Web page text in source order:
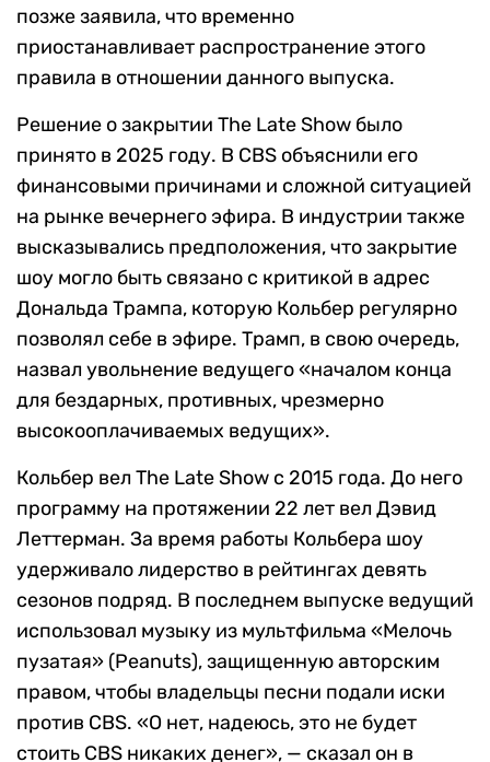
позже заявила, что временно
приостанавливает распространение этого
правила в отношении данного выпуска.
Решение о закрытии The Late Show было
принято в 2025 году. В CBS объяснили его
финансовыми причинами и сложной ситуацией
на рынке вечернего эфира. В индустрии также
высказывались предположения, что закрытие
шоу могло быть связано с критикой в адрес
Дональда Трампа, которую Кольбер регулярно
позволял себе в эфире. Трамп, в свою очередь,
назвал увольнение ведущего «началом конца
для бездарных, противных, чрезмерно
высокооплачиваемых ведущих».
Кольбер вел The Late Show с 2015 года. До него
программу на протяжении 22 лет вел Дэвид
Леттерман. За время работы Кольбера шоу
удерживало лидерство в рейтингах девять
сезонов подряд. В последнем выпуске ведущий
использовал музыку из мультфильма «Мелочь
пузатая» (Peanuts), защищенную авторским
правом, чтобы владельцы песни подали иски
против CBS. «О нет, надеюсь, это не будет
стоить CBS никаких денег», — сказал он в